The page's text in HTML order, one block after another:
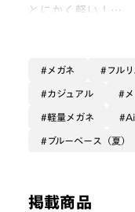
とにかく軽い！
とてもかけ心地の
す！
普段用にも仕事用
フレームです🥸
オーバルタイプの
是非お買い求め下さ
メガネ フルリ
カジュアル
軽量メガネ
ブルーベース（夏）
掲載商品